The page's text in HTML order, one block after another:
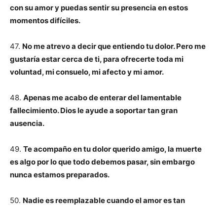
con su amor y puedas sentir su presencia en estos
momentos difíciles.
47. No me atrevo a decir que entiendo tu dolor. Pero me
gustaría estar cerca de ti, para ofrecerte toda mi
voluntad, mi consuelo, mi afecto y mi amor.
48. Apenas me acabo de enterar del lamentable
fallecimiento. Dios le ayude a soportar tan gran
ausencia.
49. Te acompaño en tu dolor querido amigo, la muerte
es algo por lo que todo debemos pasar, sin embargo
nunca estamos preparados.
50. Nadie es reemplazable cuando el amor es tan